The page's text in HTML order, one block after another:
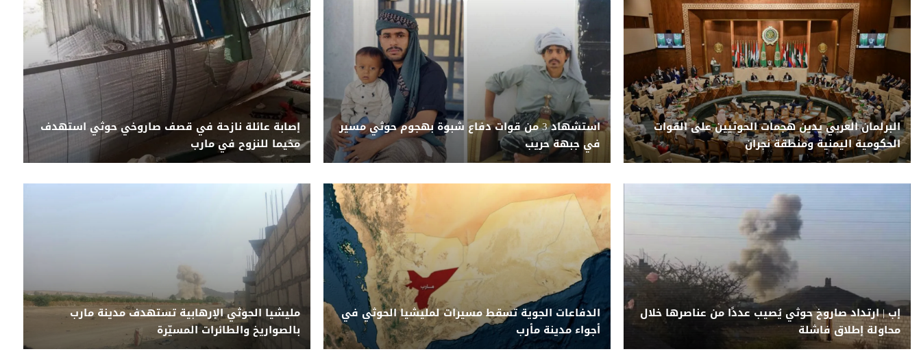
البرلمان العربي يدين هجمات الحوثيين على القوات
الحكومية اليمنية ومنطقة نجران
استشهاد 3 من قوات دفاع شبوة بهجوم حوثي مسير
في جبهة حريب
إصابة عائلة نازحة في قصف صاروخي حوثي استهدف
مخيما للنزوح في مارب
إب | ارتداد صاروخ حوثي يُصيب عددًا من عناصرها خلال
محاولة إطلاق فاشلة
الدفاعات الجوية تسقط مسيرات لمليشيا الحوثي في
أجواء مدينة مأرب
مليشيا الحوثي الإرهابية تستهدف مدينة مارب
بالصواريخ والطائرات المسيّرة